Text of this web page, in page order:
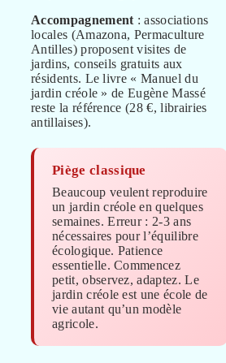
Accompagnement : associations
locales (Amazona, Permaculture
Antilles) proposent visites de
jardins, conseils gratuits aux
résidents. Le livre « Manuel du
jardin créole » de Eugène Massé
reste la référence (28 €, librairies
antillaises).
Piège classique
Beaucoup veulent reproduire
un jardin créole en quelques
semaines. Erreur : 2-3 ans
nécessaires pour l’équilibre
écologique. Patience
essentielle. Commencez
petit, observez, adaptez. Le
jardin créole est une école de
vie autant qu’un modèle
agricole.